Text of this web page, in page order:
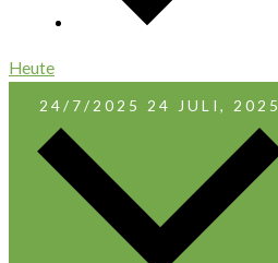
Heute
24/7/2025 24 JULI, 2025